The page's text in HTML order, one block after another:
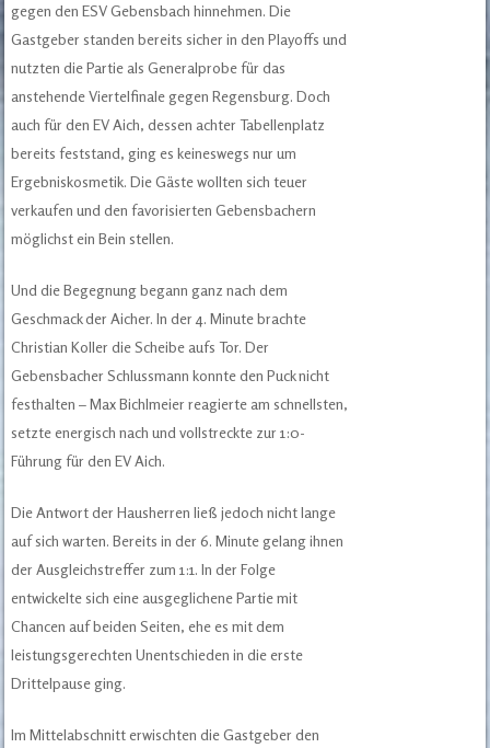
gegen den ESV Gebensbach hinnehmen. Die
Gastgeber standen bereits sicher in den Playoffs und
nutzten die Partie als Generalprobe für das
anstehende Viertelfinale gegen Regensburg. Doch
auch für den EV Aich, dessen achter Tabellenplatz
bereits feststand, ging es keineswegs nur um
Ergebniskosmetik. Die Gäste wollten sich teuer
verkaufen und den favorisierten Gebensbachern
möglichst ein Bein stellen.
Und die Begegnung begann ganz nach dem
Geschmack der Aicher. In der 4. Minute brachte
Christian Koller die Scheibe aufs Tor. Der
Gebensbacher Schlussmann konnte den Puck nicht
festhalten – Max Bichlmeier reagierte am schnellsten,
setzte energisch nach und vollstreckte zur 1:0-
Führung für den EV Aich.
Die Antwort der Hausherren ließ jedoch nicht lange
auf sich warten. Bereits in der 6. Minute gelang ihnen
der Ausgleichstreffer zum 1:1. In der Folge
entwickelte sich eine ausgeglichene Partie mit
Chancen auf beiden Seiten, ehe es mit dem
leistungsgerechten Unentschieden in die erste
Drittelpause ging.
Im Mittelabschnitt erwischten die Gastgeber den